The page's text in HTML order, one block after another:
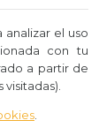
Aforo:
el uso
con tu
a partir de